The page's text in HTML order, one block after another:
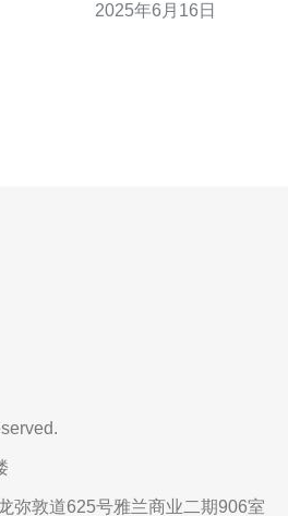
，帮
CN2网络是由中国电信
2025年6月16日
弥敦道625号雅兰商业二期906室